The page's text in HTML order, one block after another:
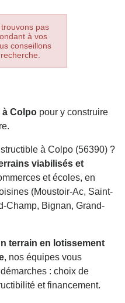
pas
à vos
conseillons
à Colpo pour y construire
à Colpo (56390) ?
viabilisés et
et écoles, en
(Moustoir-Ac, Saint-
Champ, Bignan, Grand-
terrain en lotissement
, nos équipes vous
: choix de
et financement.